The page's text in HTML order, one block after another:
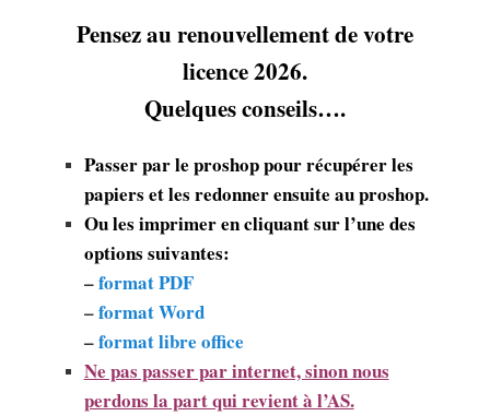
Pensez au renouvellement de votre
licence 2026.
Quelques conseils….
Passer par le proshop pour récupérer les
papiers et les redonner ensuite au proshop.
Ou les imprimer en cliquant sur l’une des
options suivantes:
–format PDF
–format Word
–format libre office
Ne pas passer par internet, sinon nous
perdons la part qui revient à l’AS.